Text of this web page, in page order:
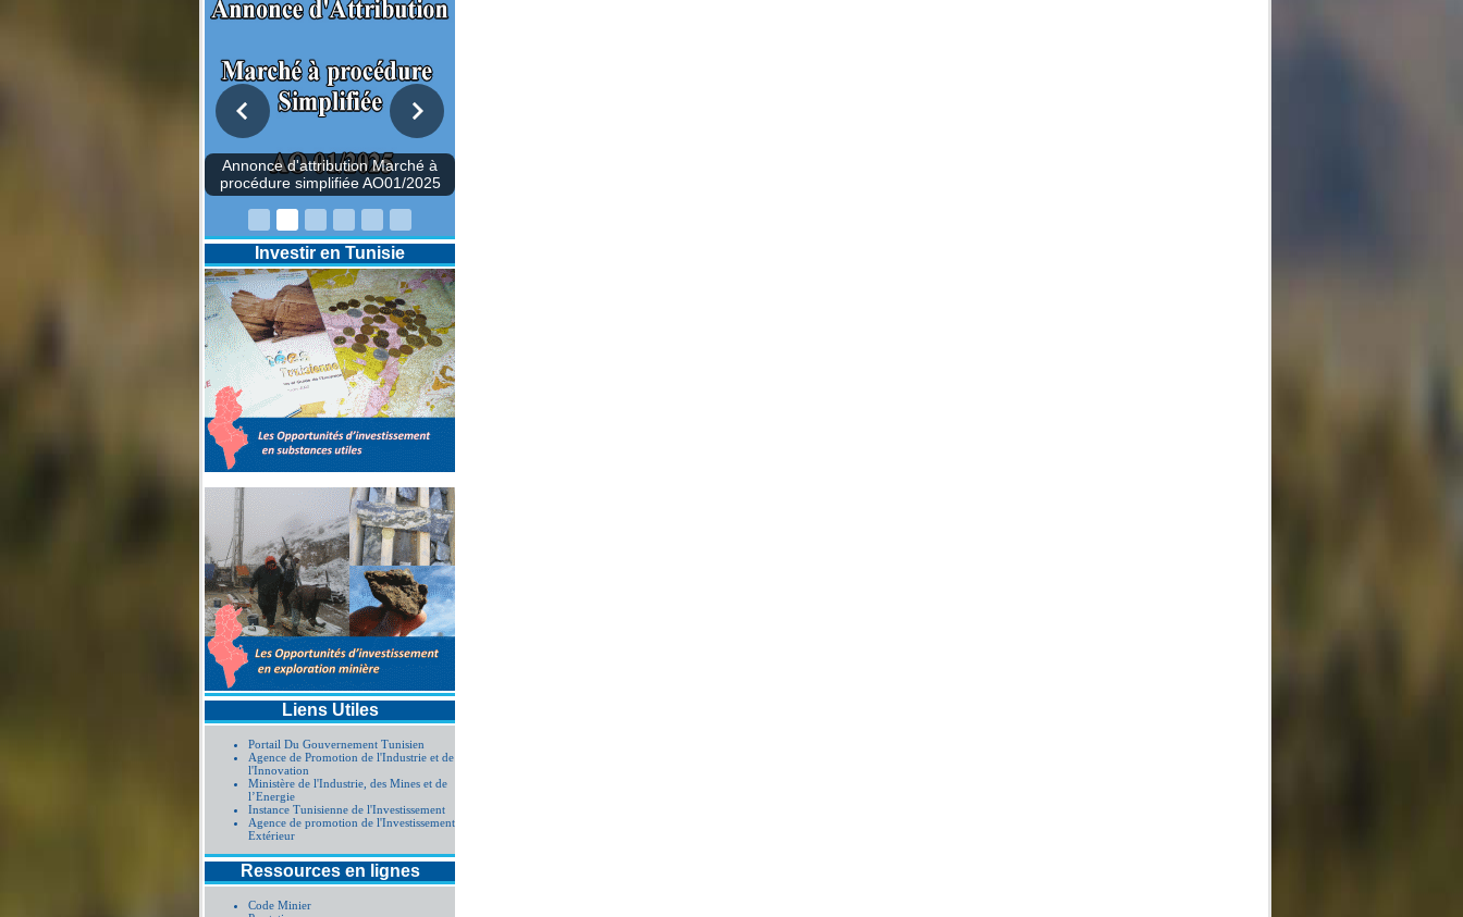
Annonce d'attribution Marché à
procédure simplifiée AO01/2025
Investir en Tunisie
Liens Utiles
Portail Du Gouvernement Tunisien
Agence de Promotion de l'Industrie et de
l'Innovation
Ministère de l'Industrie, des Mines et de
l’Energie
Instance Tunisienne de l'Investissement
Agence de promotion de l'Investissement
Extérieur
Ressources en lignes
Code Minier